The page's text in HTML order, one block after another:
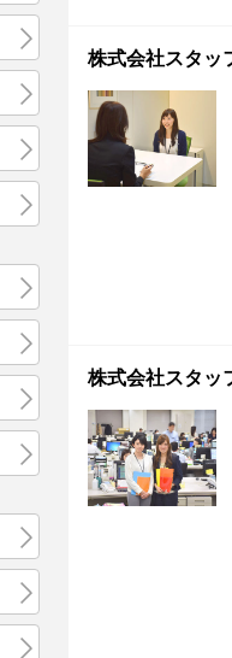
株式会社スタッ
株式会社スタッ